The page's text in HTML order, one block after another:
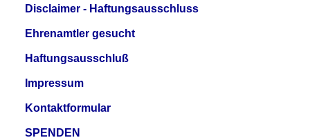
Disclaimer - Haftungsausschluss
Ehrenamtler gesucht
Haftungsausschluß
Impressum
Kontaktformular
SPENDEN